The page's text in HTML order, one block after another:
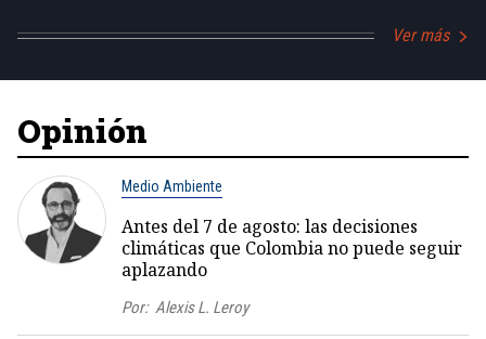
Ver más
Opinión
Medio Ambiente
Antes del 7 de agosto: las decisiones
climáticas que Colombia no puede seguir
aplazando
Por: Alexis L. Leroy